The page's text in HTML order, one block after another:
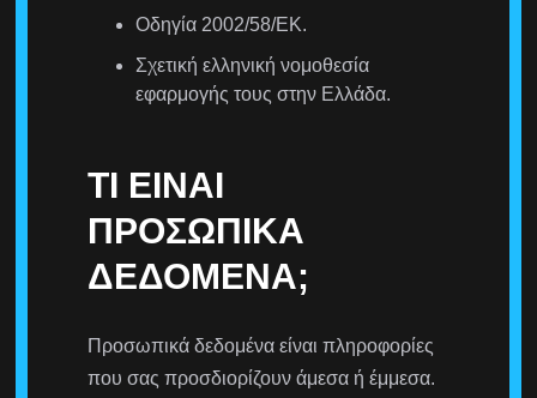
Οδηγία 2002/58/ΕΚ.
Σχετική ελληνική νομοθεσία
εφαρμογής τους στην Ελλάδα.
ΤΙ ΕΊΝΑΙ
ΠΡΟΣΩΠΙΚΆ
ΔΕΔΟΜΈΝΑ;
Προσωπικά δεδομένα είναι πληροφορίες
που σας προσδιορίζουν άμεσα ή έμμεσα.